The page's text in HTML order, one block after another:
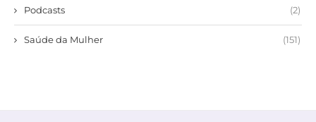
Podcasts (2)
Saúde da Mulher (151)